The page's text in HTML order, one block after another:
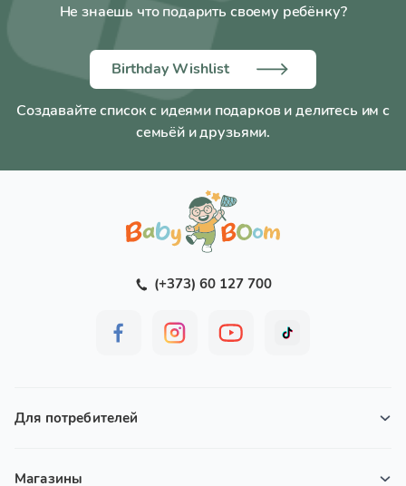
Не знаешь что подарить своему ребёнку?
Birthday Wishlist
Создавайте список с идеями подарков и делитесь им с
семьёй и друзьями.
(+373) 60 127 700
Для потребителей
Магазины